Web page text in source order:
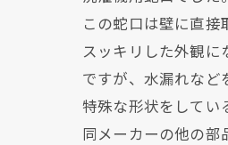
この蛇口は壁に直
スッキリした外観に
ですが、水漏れなど
特殊な形状をしてい
同メーカーの他の部